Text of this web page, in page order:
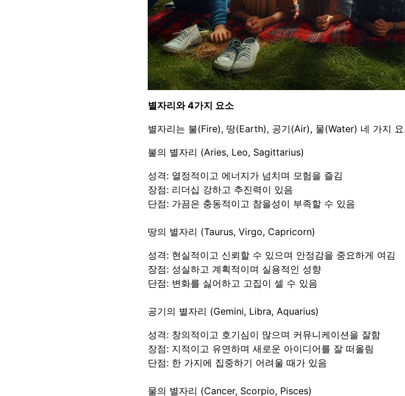
별자리와 4가지 요소
별자리는 불(Fire), 땅(Earth), 공기(Air), 물(Water) 네 가지
불의 별자리 (Aries, Leo, Sagittarius)
성격: 열정적이고 에너지가 넘치며 모험을 즐김
장점: 리더십 강하고 추진력이 있음
단점: 가끔은 충동적이고 참을성이 부족할 수 있음
땅의 별자리 (Taurus, Virgo, Capricorn)
성격: 현실적이고 신뢰할 수 있으며 안정감을 중요하게 여김
장점: 성실하고 계획적이며 실용적인 성향
단점: 변화를 싫어하고 고집이 셀 수 있음
공기의 별자리 (Gemini, Libra, Aquarius)
성격: 창의적이고 호기심이 많으며 커뮤니케이션을 잘함
장점: 지적이고 유연하며 새로운 아이디어를 잘 떠올림
단점: 한 가지에 집중하기 어려울 때가 있음
물의 별자리 (Cancer, Scorpio, Pisces)